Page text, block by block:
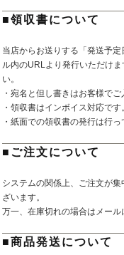
■領収書について
当店からお送りする「発送予
ル内のURLより発行いただけ
い。
・宛名と但し書きはお客様でご
・領収書はインボイス対応です
・紙面での領収書の発行は行
■ご注文について
システムの関係上、ご注文が
ざいます。
万一、在庫切れの場合はメール
■商品発送について